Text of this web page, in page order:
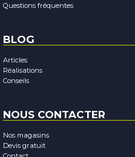
Questions fréquentes
BLOG
Articles
Réalisations
Conseils
NOUS CONTACTER
Nos magasins
Devis gratuit